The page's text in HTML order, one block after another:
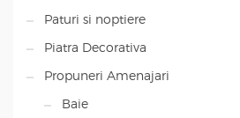
Paturi si noptiere
Piatra Decorativa
Propuneri Amenajari
Baie